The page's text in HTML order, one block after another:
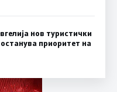
нов туристички
приоритет на